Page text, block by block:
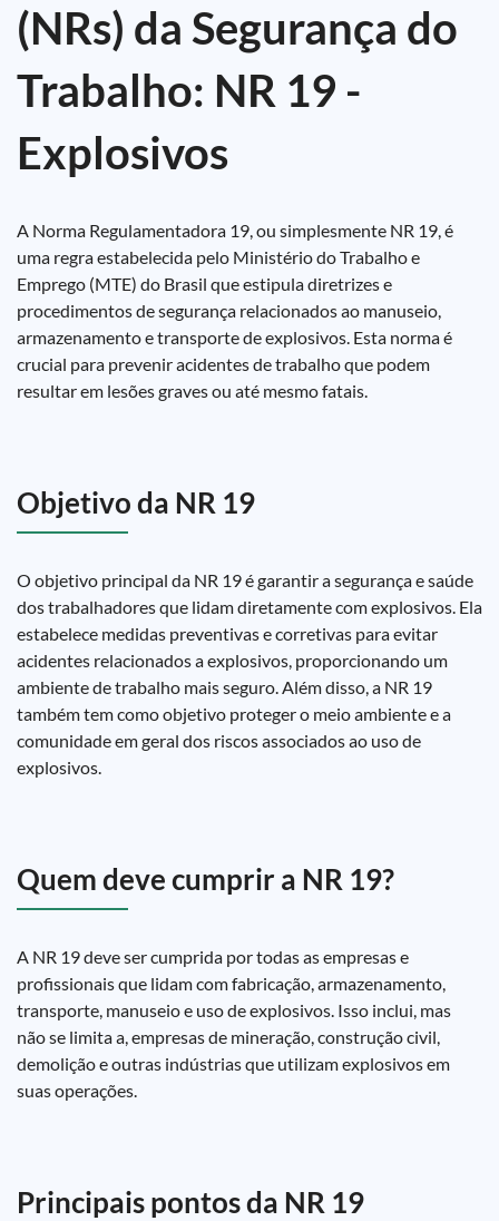
(NRs) da Segurança do
Trabalho: NR 19 -
Explosivos
A Norma Regulamentadora 19, ou simplesmente NR 19, é
uma regra estabelecida pelo Ministério do Trabalho e
Emprego (MTE) do Brasil que estipula diretrizes e
procedimentos de segurança relacionados ao manuseio,
armazenamento e transporte de explosivos. Esta norma é
crucial para prevenir acidentes de trabalho que podem
resultar em lesões graves ou até mesmo fatais.
Objetivo da NR 19
O objetivo principal da NR 19 é garantir a segurança e saúde
dos trabalhadores que lidam diretamente com explosivos. Ela
estabelece medidas preventivas e corretivas para evitar
acidentes relacionados a explosivos, proporcionando um
ambiente de trabalho mais seguro. Além disso, a NR 19
também tem como objetivo proteger o meio ambiente e a
comunidade em geral dos riscos associados ao uso de
explosivos.
Quem deve cumprir a NR 19?
A NR 19 deve ser cumprida por todas as empresas e
profissionais que lidam com fabricação, armazenamento,
transporte, manuseio e uso de explosivos. Isso inclui, mas
não se limita a, empresas de mineração, construção civil,
demolição e outras indústrias que utilizam explosivos em
suas operações.
Principais pontos da NR 19